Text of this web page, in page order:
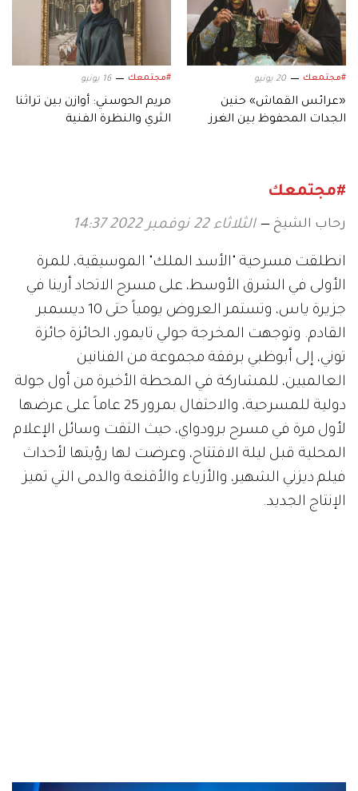
#مجتمعك 20 يونيو
«عرائس القماش» حنين
الجدات المحفوظ بين الغرز
#مجتمعك 16 يونيو
مريم الحوسني: أوازن بين تراثنا
الثري والنظرة الفنية
#مجتمعك
رحاب الشيخ الثلاثاء 22 نوفمبر 2022 14:37
انطلقت مسرحية "الأسد الملك" الموسيقية، للمرة
الأولى في الشرق الأوسط، على مسرح الاتحاد أرينا في
جزيرة ياس، وتستمر العروض يومياً حتى 10 ديسمبر
القادم. وتوجهت المخرجة جولي تايمور، الحائزة جائزة
توني، إلى أبوظبي برفقة مجموعة من الفنانين
العالميين، للمشاركة في المحطة الأخيرة من أول جولة
دولية للمسرحية، والاحتفال بمرور 25 عاماً على عرضها
لأول مرة في مسرح برودواي، حيث التقت وسائل الإعلام
المحلية قبل ليلة الافتتاح، وعرضت لها رؤيتها لأحداث
فيلم ديزني الشهير، والأزياء والأقنعة والدمى التي تميز
الإنتاج الجديد.